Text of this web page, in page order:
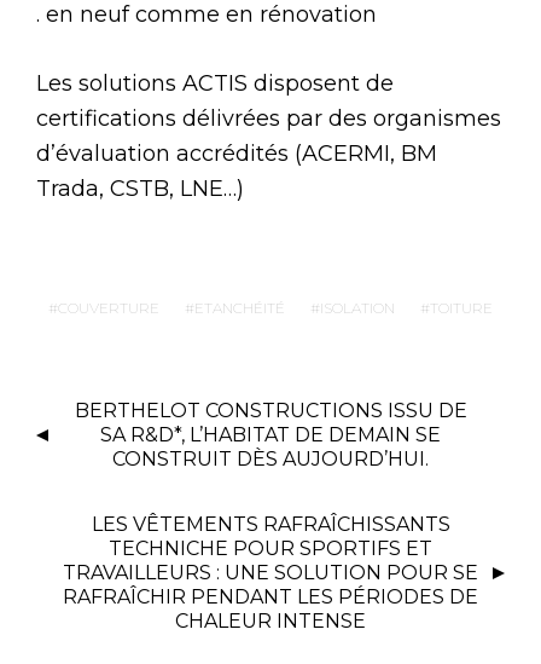
. en neuf comme en rénovation
Les solutions ACTIS disposent de
certifications délivrées par des organismes
d’évaluation accrédités (ACERMI, BM
Trada, CSTB, LNE…)
COUVERTURE ETANCHÉITÉ ISOLATION TOITURE
BERTHELOT CONSTRUCTIONS ISSU DE
SA R&D*, L’HABITAT DE DEMAIN SE
CONSTRUIT DÈS AUJOURD’HUI.
LES VÊTEMENTS RAFRAÎCHISSANTS
TECHNICHE POUR SPORTIFS ET
TRAVAILLEURS : UNE SOLUTION POUR SE
RAFRAÎCHIR PENDANT LES PÉRIODES DE
CHALEUR INTENSE